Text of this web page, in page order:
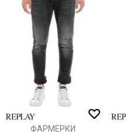
Порака
ФАРМЕРКИ